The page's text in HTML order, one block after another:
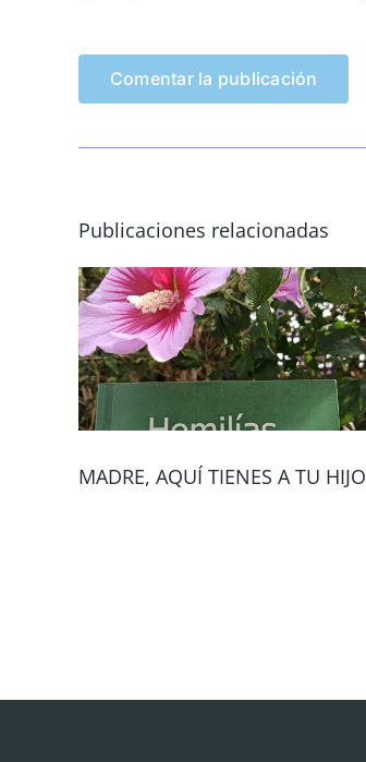
Publicaciones relacionadas
MADRE, AQUÍ TIENES A TU HIJO